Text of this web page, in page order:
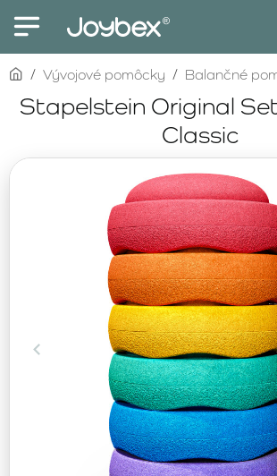
Stapelstein Original
Classic
homeVývojové pomôcky Balančné